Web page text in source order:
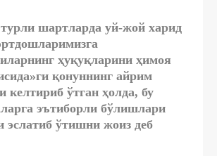
шартларда уй-жой харид
ҳуқуқларини ҳимоя
қонуннинг айрим
келтириб ўтган ҳолда, бу
эътиборли бўлишлари
эслатиб ўтишни жоиз деб